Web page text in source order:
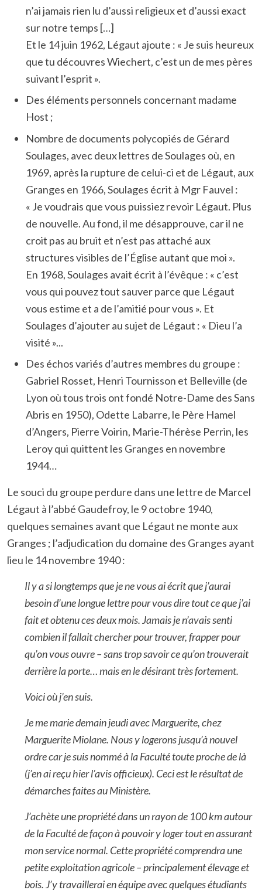
n’ai jamais rien lu d’aussi religieux et d’aussi exact
sur notre temps […]
Et le 14 juin 1962, Légaut ajoute : « Je suis heureux
que tu découvres Wiechert, c’est un de mes pères
suivant l’esprit ».
Des éléments personnels concernant madame
Host ;
Nombre de documents polycopiés de Gérard
Soulages, avec deux lettres de Soulages où, en
1969, après la rupture de celui-ci et de Légaut, aux
Granges en 1966, Soulages écrit à Mgr Fauvel :
« Je voudrais que vous puissiez revoir Légaut. Plus
de nouvelle. Au fond, il me désapprouve, car il ne
croit pas au bruit et n’est pas attaché aux
structures visibles de l’Église autant que moi ».
En 1968, Soulages avait écrit à l’évêque : « c’est
vous qui pouvez tout sauver parce que Légaut
vous estime et a de l’amitié pour vous ». Et
Soulages d’ajouter au sujet de Légaut : « Dieu l’a
visité »...
Des échos variés d’autres membres du groupe :
Gabriel Rosset, Henri Tournisson et Belleville (de
Lyon où tous trois ont fondé Notre-Dame des Sans
Abris en 1950), Odette Labarre, le Père Hamel
d’Angers, Pierre Voirin, Marie-Thérèse Perrin, les
Leroy qui quittent les Granges en novembre
1944…
Le souci du groupe perdure dans une lettre de Marcel
Légaut à l’abbé Gaudefroy, le 9 octobre 1940,
quelques semaines avant que Légaut ne monte aux
Granges ; l’adjudication du domaine des Granges ayant
lieu le 14 novembre 1940 :
Il y a si longtemps que je ne vous ai écrit que j’aurai
besoin d’une longue lettre pour vous dire tout ce que j’ai
fait et obtenu ces deux mois. Jamais je n’avais senti
combien il fallait chercher pour trouver, frapper pour
qu’on vous ouvre – sans trop savoir ce qu’on trouverait
derrière la porte… mais en le désirant très fortement.
Voici où j’en suis.
Je me marie demain jeudi avec Marguerite, chez
Marguerite Miolane. Nous y logerons jusqu’à nouvel
ordre car je suis nommé à la Faculté toute proche de là
(j’en ai reçu hier l’avis officieux). Ceci est le résultat de
démarches faites au Ministère.
J’achète une propriété dans un rayon de 100 km autour
de la Faculté de façon à pouvoir y loger tout en assurant
mon service normal. Cette propriété comprendra une
petite exploitation agricole – principalement élevage et
bois. J’y travaillerai en équipe avec quelques étudiants